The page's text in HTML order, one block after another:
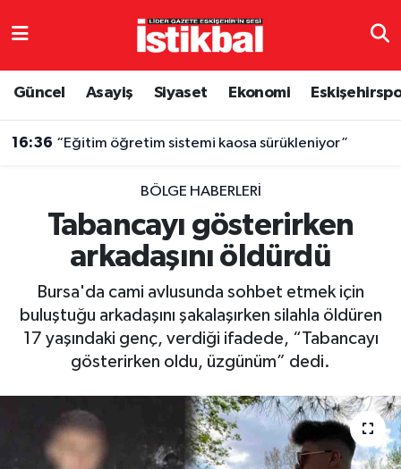
Güncel Asayiş Siyaset Ekonomi
16:36 “Eğitim öğretim sistemi kaosa sürükleniyor”
BÖLGE HABERLERI
Tabancayı gösterirken
arkadaşını öldürdü
Bursa'da cami avlusunda sohbet etmek için
buluştuğu arkadaşını şakalaşırken silahla öldüren
17 yaşındaki genç, verdiği ifadede, “Tabancayı
gösterirken oldu, üzgünüm” dedi.
Eskişehirspor
Spor
Eğitim
Ekonomi
Yaşam
Eskişehir Nöbetçi Eczaneler
TFF 3.Lig 4.Grup Puan Durumu ve Fikstür
Tüm Manşetler
Son Dakika Haberleri